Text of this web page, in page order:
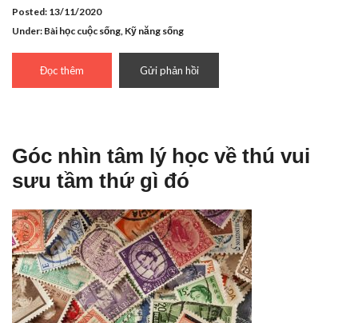
Posted: 13/11/2020
Under: Bài học cuộc sống, Kỹ năng sống
Đọc thêm Gửi phản hồi
Góc nhìn tâm lý học về thú vui
sưu tầm thứ gì đó